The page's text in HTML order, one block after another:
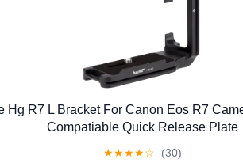
Hg R7 L Bracket For Canon Eos R7
Compatiable Quick Release Plate
★★★★☆ (30)